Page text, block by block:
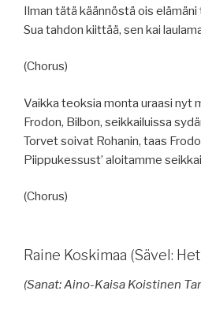
Ilman tätä käännöstä ois elämäni
Sua tahdon kiittää, sen kai
(Chorus)
Vaikka teoksia monta uraasi nyt
Frodon, Bilbon, seikkailuissa
Torvet soivat Rohanin, taas
Piippukessust’ aloitamme
(Chorus)
Raine Koskimaa (Sävel:
(Sanat: Aino-Kaisa Koistinen